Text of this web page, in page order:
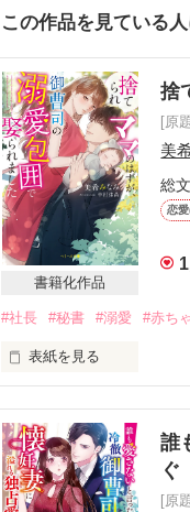
この作品を見ている
書籍化作品
捨
[原
美
総
恋
#社長 #秘書 #溺愛 #赤ち
表紙を見る
しかし本当の紗耶香は
そんな時、大きな仕事
在を伝えるつもりのな
誰
ぐ
[原